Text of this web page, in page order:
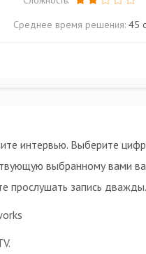
Среднее время решения: 45
интервью. Выберите
выбранному вами
прослушать запись дважды.